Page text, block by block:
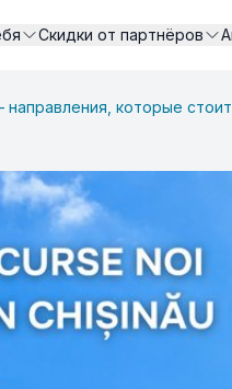
Скидки от партнёров
которые